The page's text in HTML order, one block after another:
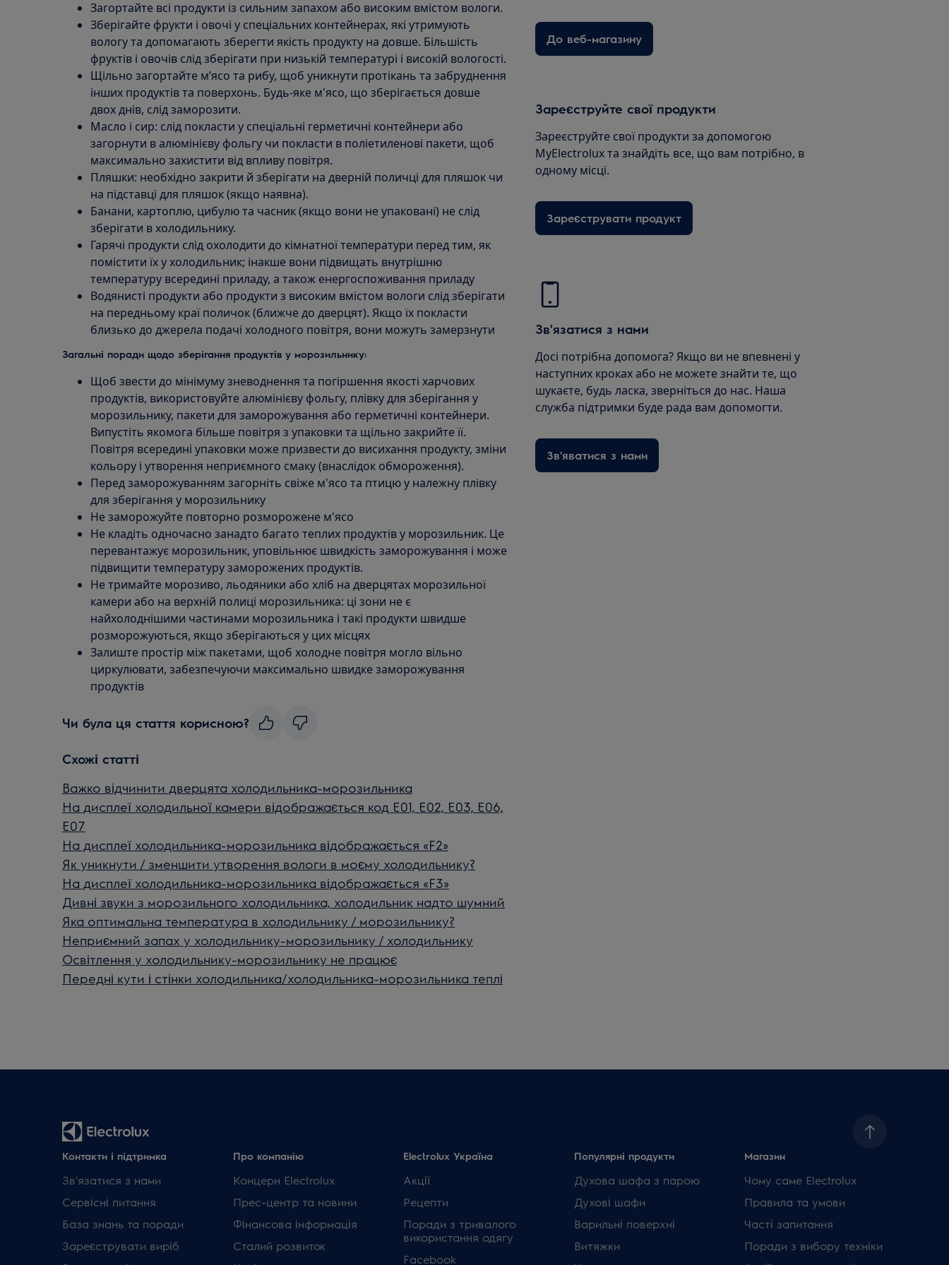
Загортайте всі продукти із сильним запахом або високим вмістом вологи.
Зберігайте фрукти і овочі у спеціальних контейнерах, які утримують
вологу та допомагають зберегти якість продукту на довше. Більшість
фруктів і овочів слід зберігати при низькій температурі і високій вологості.
Щільно загортайте м’ясо та рибу, щоб уникнути протікань та забруднення
інших продуктів та поверхонь. Будь-яке м'ясо, що зберігається довше
двох днів, слід заморозити.
Масло і сир: слід покласти у спеціальні герметичні контейнери або
загорнути в алюмінієву фольгу чи покласти в поліетиленові пакети, щоб
максимально захистити від впливу повітря.
Пляшки: необхідно закрити й зберігати на дверній поличці для пляшок чи
на підставці для пляшок (якщо наявна).
Банани, картоплю, цибулю та часник (якщо вони не упаковані) не слід
зберігати в холодильнику.
Гарячі продукти слід охолодити до кімнатної температури перед тим, як
помістити їх у холодильник; інакше вони підвищать внутрішню
температуру всередині приладу, а також енергоспоживання приладу
Водянисті продукти або продукти з високим вмістом вологи слід зберігати
на передньому краї поличок (ближче до дверцят). Якщо їх покласти
близько до джерела подачі холодного повітря, вони можуть замерзнути
Загальні поради щодо зберігання продуктів у морозильнику:
Щоб звести до мінімуму зневоднення та погіршення якості харчових
продуктів, використовуйте алюмінієву фольгу, плівку для зберігання у
морозильнику, пакети для заморожування або герметичні контейнери.
Випустіть якомога більше повітря з упаковки та щільно закрийте її.
Повітря всередині упаковки може призвести до висихання продукту, зміни
кольору і утворення неприємного смаку (внаслідок обмороження).
Перед заморожуванням загорніть свіже м'ясо та птицю у належну плівку
для зберігання у морозильнику
Не заморожуйте повторно розморожене м'ясо
Не кладіть одночасно занадто багато теплих продуктів у морозильник. Це
перевантажує морозильник, уповільнює швидкість заморожування і може
підвищити температуру заморожених продуктів.
Не тримайте морозиво, льодяники або хліб на дверцятах морозильної
камери або на верхній полиці морозильника: ці зони не є
найхолоднішими частинами морозильника і такі продукти швидше
розморожуються, якщо зберігаються у цих місцях
Залиште простір між пакетами, щоб холодне повітря могло вільно
циркулювати, забезпечуючи максимально швидке заморожування
продуктів
Чи була ця стаття корисною?
Схожі статті
Важко відчинити дверцята холодильника-морозильника
На дисплеї холодильної камери відображається код E01, E02, E03, E06,
E07
На дисплеї холодильника-морозильника відображається «F2»
Як уникнути / зменшити утворення вологи в моєму холодильнику?
На дисплеї холодильника-морозильника відображається «F3»
Дивні звуки з морозильного холодильника, холодильник надто шумний
Яка оптимальна температура в холодильнику / морозильнику?
Неприємний запах у холодильнику-морозильнику / холодильнику
Освітлення у холодильнику-морозильнику не працює
Передні кути і стінки холодильника/холодильника-морозильника теплі
До веб-магазину
Зареєструйте свої продукти
Зареєструйте свої продукти за допомогою
MyElectrolux та знайдіть все, що вам потрібно, в
одному місці.
Зареєструвати продукт
Зв'язатися з нами
Досі потрібна допомога? Якщо ви не впевнені у
наступних кроках або не можете знайти те, що
шукаєте, будь ласка, зверніться до нас. Наша
служба підтримки буде рада вам допомогти.
Зв'яватися з нами
Контакти і підтримка
Зв'язатися з нами
Сервісні питання
База знань та поради
Зареєструвати виріб
Про компанію
Концерн Electrolux
Прес-центр та новини
Фінансова інформація
Сталий розвиток
Electrolux Україна
Акції
Рецепти
Поради з тривалого
використання одягу
Facebook
Популярні продукти
Духова шафа з парою
Духові шафи
Варильні поверхні
Витяжки
Магазин
Чому саме Electrolux
Правила та умови
Часті запитання
Поради з вибору техніки